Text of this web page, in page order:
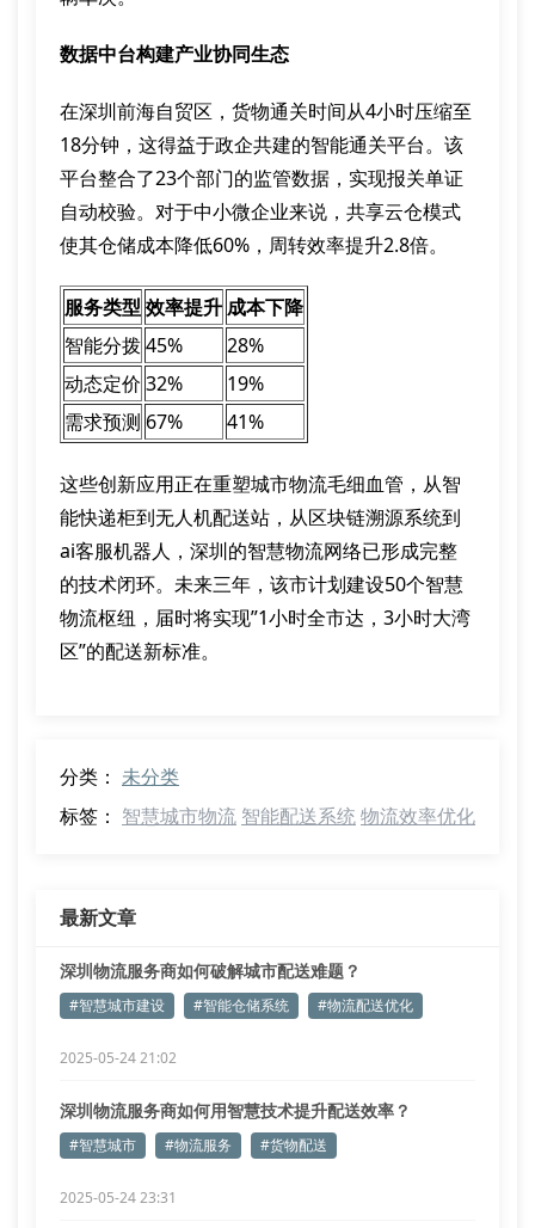
数据中台构建产业协同生态
在深圳前海自贸区，货物通关时间从4小时压缩至
18分钟，这得益于政企共建的智能通关平台。该
平台整合了23个部门的监管数据，实现报关单证
自动校验。对于中小微企业来说，共享云仓模式
使其仓储成本降低60%，周转效率提升2.8倍。
服务类型 效率提升成本下降
智能分拨45%
28%
动态定价 32%
19%
需求预测 67% 41%
这些创新应用正在重塑城市物流毛细血管，从智
能快递柜到无人机配送站，从区块链溯源系统到
ai客服机器人，深圳的智慧物流网络已形成完整
的技术闭环。未来三年，该市计划建设50个智慧
物流枢纽，届时将实现”1小时全市达，3小时大湾
区”的配送新标准。
分类： 未分类
标签： 智慧城市物流 智能配送系统物流效率优化
最新文章
深圳物流服务商如何破解城市配送难题？
#智慧城市建设 #智能仓储系统 #物流配送优化
2025-05-24 21:02
深圳物流服务商如何用智慧技术提升配送效率？
#智慧城市 #物流服务 #货物配送
2025-05-24 23:31